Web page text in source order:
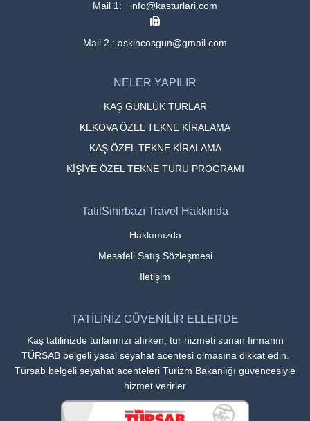
Mail 1: info@kasturlari.com
Mail 2 : askincosgun@gmail.com
NELER YAPILIR
KAŞ GÜNLÜK TURLAR
KEKOVA ÖZEL TEKNE KİRALAMA
KAŞ ÖZEL TEKNE KİRALAMA
KİŞİYE ÖZEL TEKNE TURU PROGRAMI
TatilSihirbazı Travel Hakkında
Hakkımızda
Mesafeli Satış Sözleşmesi
İletişim
TATİLİNİZ GÜVENİLİR ELLERDE
Kaş tatilinizde turlarınızı alırken, tur hizmeti sunan firmanın
TÜRSAB belgeli yasal seyahat acentesi olmasına dikkat edin.
Türsab belgeli seyahat acenteleri Turizm Bakanlığı güvencesiyle
hizmet verirler